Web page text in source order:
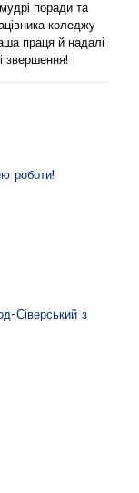
поради та
коледжу
праця й надалі
звершення!
роботи!
Сіверський з